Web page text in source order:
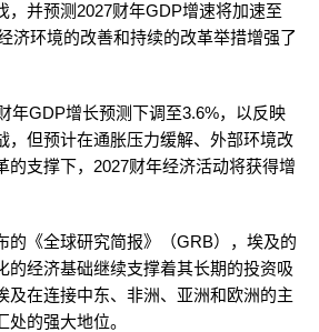
，并预测2027财年GDP增​​速将加速至
济环境的改善和持续的改革举措增强了
年GDP增​​长预测下调至3.6%，以反映
，但预计在通胀压力缓解、外部环境改
的支撑下，2027财年经济活动将获得增
的《全球研究简报》（GRB），埃及的
的经济基础继续支撑着其长期的投资吸
及在连接中东、非洲、亚洲和欧洲的主
的强大地位。